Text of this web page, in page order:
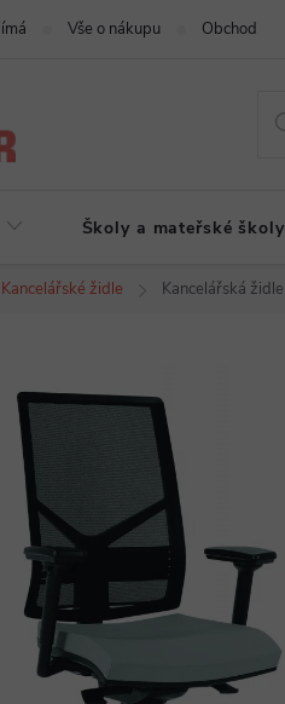
Vše o nákupu Obchodní
Školy a mateřské školy
Kancelářské židle Kancelářská